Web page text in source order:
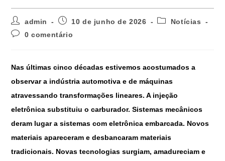
admin 10 de junho de 2026
Notícias
0 comentário
Nas últimas cinco décadas estivemos acostumados a
observar a indústria automotiva e de máquinas
atravessando transformações lineares. A injeção
eletrônica substituiu o carburador. Sistemas mecânicos
deram lugar a sistemas com eletrônica embarcada. Novos
materiais apareceram e desbancaram materiais
tradicionais. Novas tecnologias surgiam, amadureciam e